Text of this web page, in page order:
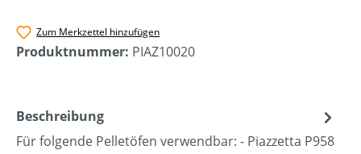
Zum Merkzettel hinzufügen
Produktnummer: PIAZ10020
Beschreibung
Für folgende Pelletöfen verwendbar: - Piazzetta P958